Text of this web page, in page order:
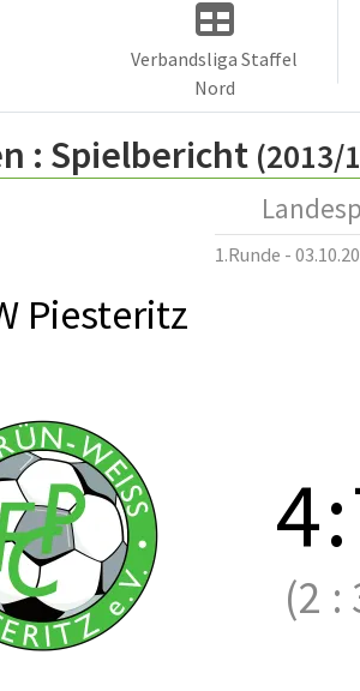
Verbandsliga Staffel
Nord
: Spielbericht (2013/
1.Runde -
Piesteritz
4:
(2 :